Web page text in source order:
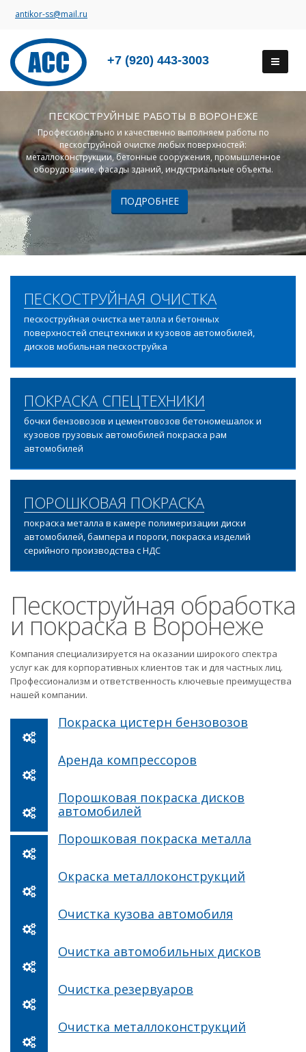
antikor-ss@mail.ru
+7 (920) 443-3003
ПЕСКОСТРУЙНЫЕ РАБОТЫ В ВОРОНЕЖЕ
Профессионально и качественно выполняем работы по
пескоструйной очистке любых поверхностей:
металлоконструкции, бетонные сооружения, промышленное
оборудование, фасады зданий, индустриальные объекты.
ПОДРОБНЕЕ
ПЕСКОСТРУЙНАЯ ОЧИСТКА
пескоструйная очистка металла и бетонных
поверхностей спецтехники и кузовов автомобилей,
дисков мобильная пескоструйка
ПОКРАСКА СПЕЦТЕХНИКИ
бочки бензовозов и цементовозов бетономешалок и
кузовов грузовых автомобилей покраска рам
автомобилей
ПОРОШКОВАЯ ПОКРАСКА
покраска металла в камере полимеризации диски
автомобилей, бампера и пороги, покраска изделий
серийного производства с НДС
Пескоструйная обработка
и покраска в Воронеже
Компания специализируется на оказании широкого спектра
услуг как для корпоративных клиентов так и для частных лиц.
Профессионализм и ответственность ключевые преимущества
нашей компании.
Покраска цистерн бензовозов
Аренда компрессоров
Порошковая покраска дисков
автомобилей
Порошковая покраска металла
Окраска металлоконструкций
Очистка кузова автомобиля
Очистка автомобильных дисков
Очистка резервуаров
Очистка металлоконструкций